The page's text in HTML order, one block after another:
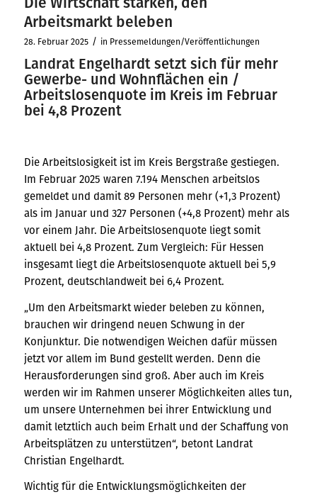
Arbeitsmarkt beleben
28. Februar 2025 / in Pressemeldungen/Veröffentlichungen
Landrat Engelhardt setzt sich für mehr
Gewerbe- und Wohnflächen ein /
Arbeitslosenquote im Kreis im Februar
bei 4,8 Prozent
Die Arbeitslosigkeit ist im Kreis Bergstraße gestiegen.
Im Februar 2025 waren 7.194 Menschen arbeitslos
gemeldet und damit 89 Personen mehr (+1,3 Prozent)
als im Januar und 327 Personen (+4,8 Prozent) mehr als
vor einem Jahr. Die Arbeitslosenquote liegt somit
aktuell bei 4,8 Prozent. Zum Vergleich: Für Hessen
insgesamt liegt die Arbeitslosenquote aktuell bei 5,9
Prozent, deutschlandweit bei 6,4 Prozent.
„Um den Arbeitsmarkt wieder beleben zu können,
brauchen wir dringend neuen Schwung in der
Konjunktur. Die notwendigen Weichen dafür müssen
jetzt vor allem im Bund gestellt werden. Denn die
Herausforderungen sind groß. Aber auch im Kreis
werden wir im Rahmen unserer Möglichkeiten alles tun,
um unsere Unternehmen bei ihrer Entwicklung und
damit letztlich auch beim Erhalt und der Schaffung von
Arbeitsplätzen zu unterstützen“, betont Landrat
Christian Engelhardt.
Wichtig für die Entwicklungsmöglichkeiten der